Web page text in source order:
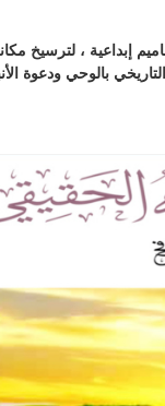
إبداعية ، لترسيخ
بالوحي ودعوة